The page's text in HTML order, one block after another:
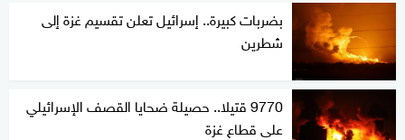
بضربات كبيرة.. إسرائيل تعلن تقسيم غزة إلى
شطرين
9770 قتيلا.. حصيلة ضحايا القصف الإسرائيلي
على قطاع غزة